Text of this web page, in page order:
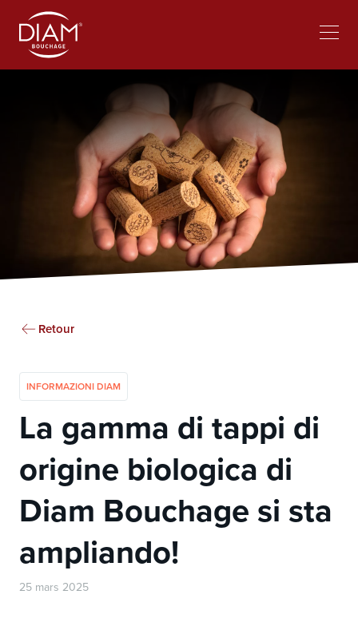
language
Retour
INFORMAZIONI DIAM
La gamma di tappi di
origine biologica di
Diam Bouchage si sta
ampliando!
25 mars 2025